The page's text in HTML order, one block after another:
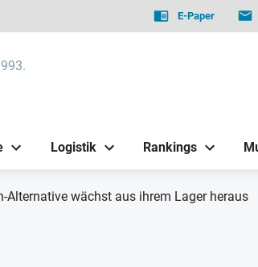
E-Paper
Logistik Rankings
Alternative wächst aus ihrem Lager heraus